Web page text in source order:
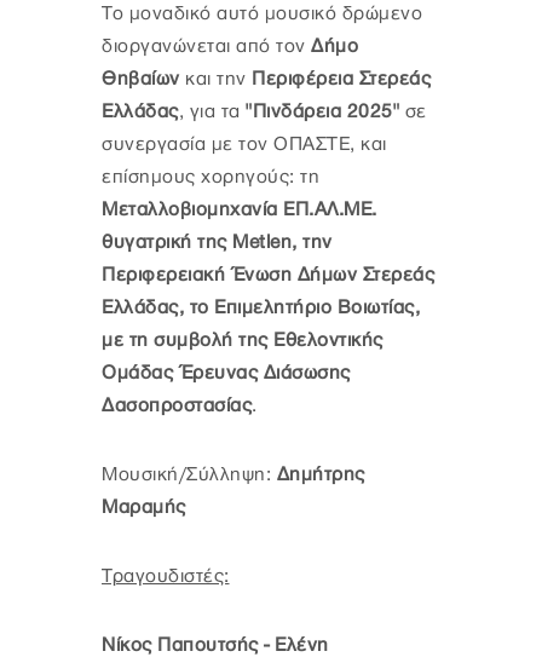
Το μοναδικό αυτό μουσικό δρώμενο
διοργανώνεται από τον Δήμο
Θηβαίων και την Περιφέρεια Στερεάς
Ελλάδας, για τα "Πινδάρεια 2025" σε
συνεργασία με τον ΟΠΑΣΤΕ, και
επίσημους χορηγούς: τη
Μεταλλοβιομηχανία ΕΠ.ΑΛ.ΜΕ.
θυγατρική της Metlen, την
Περιφερειακή Ένωση Δήμων Στερεάς
Ελλάδας, το Επιμελητήριο Βοιωτίας,
με τη συμβολή της Εθελοντικής
Ομάδας Έρευνας Διάσωσης
Δασοπροστασίας.
Μουσική/Σύλληψη: Δημήτρης
Μαραμής
Τραγουδιστές:
Νίκος Παπουτσής - Ελένη